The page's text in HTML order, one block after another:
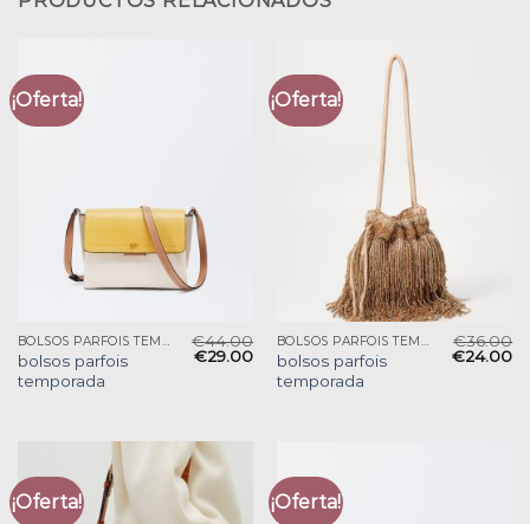
¡Oferta!
bolsos parfois
temporada
€44.00
€29.00
¡Oferta!
bolsos parfois
temporada
€36.00
€24.00
¡Oferta! ¡Oferta!